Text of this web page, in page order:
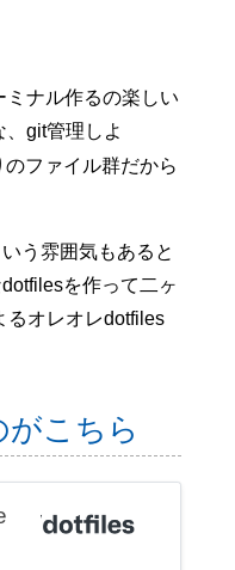
ナル作るの楽しい
git管理しよ
のファイル群だから
う雰囲気もあると
を作って二ヶ
るオレオレdotfiles
こちら